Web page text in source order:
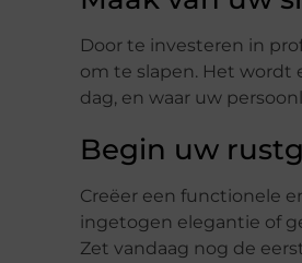
Door te investeren in
om te slapen. Het
dag, en waar uw
Begin uw
Creëer een functionele
ingetogen elegantie of
Zet vandaag nog de